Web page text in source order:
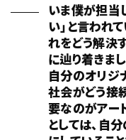
いま僕が担当
い」と言われ
れをどう解決
に辿り着きま
自分のオリジ
社会がどう接
要なのがアー
としては、自